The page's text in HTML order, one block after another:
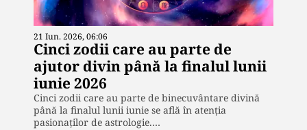
21 Iun. 2026, 06:06
Cinci zodii care au parte de
ajutor divin până la finalul lunii
iunie 2026
Cinci zodii care au parte de binecuvântare divină
până la finalul lunii iunie se află în atenția
pasionaților de astrologie.…